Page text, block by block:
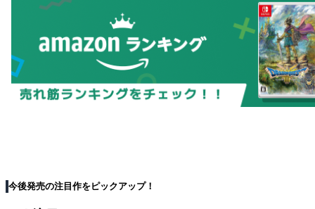
今後発売の注目作をピックアップ！